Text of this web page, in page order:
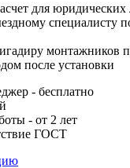
для юридических
специалисту
монтажников
после установки
- бесплатно
- от 2 лет
ГОСТ